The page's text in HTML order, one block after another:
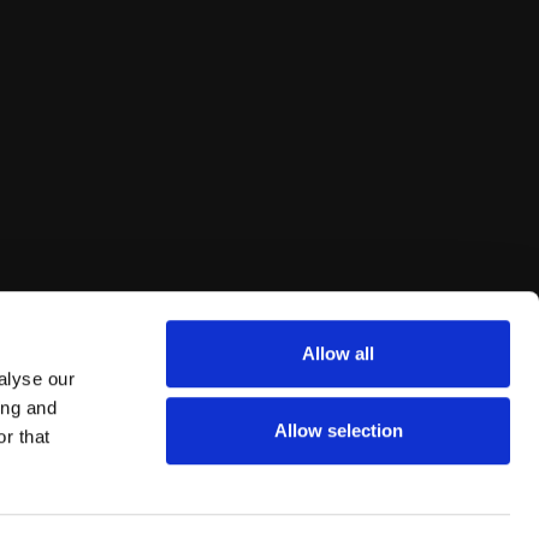
our
and
that
Allow all
Allow selection
de litígios do